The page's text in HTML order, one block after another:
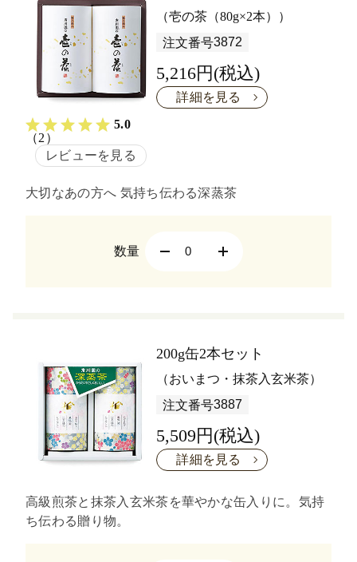
5.0
（2）
レビューを見る
（壱の茶（80g×2本））
注文番号3872
5,216円(税込)
詳細を見る
大切なあの方へ 気持ち伝わる深蒸茶
数量
200g缶2本セット
（おいまつ・抹茶入玄米茶）
注文番号3887
5,509円(税込)
詳細を見る
高級煎茶と抹茶入玄米茶を華やかな缶入りに。気持
ち伝わる贈り物。